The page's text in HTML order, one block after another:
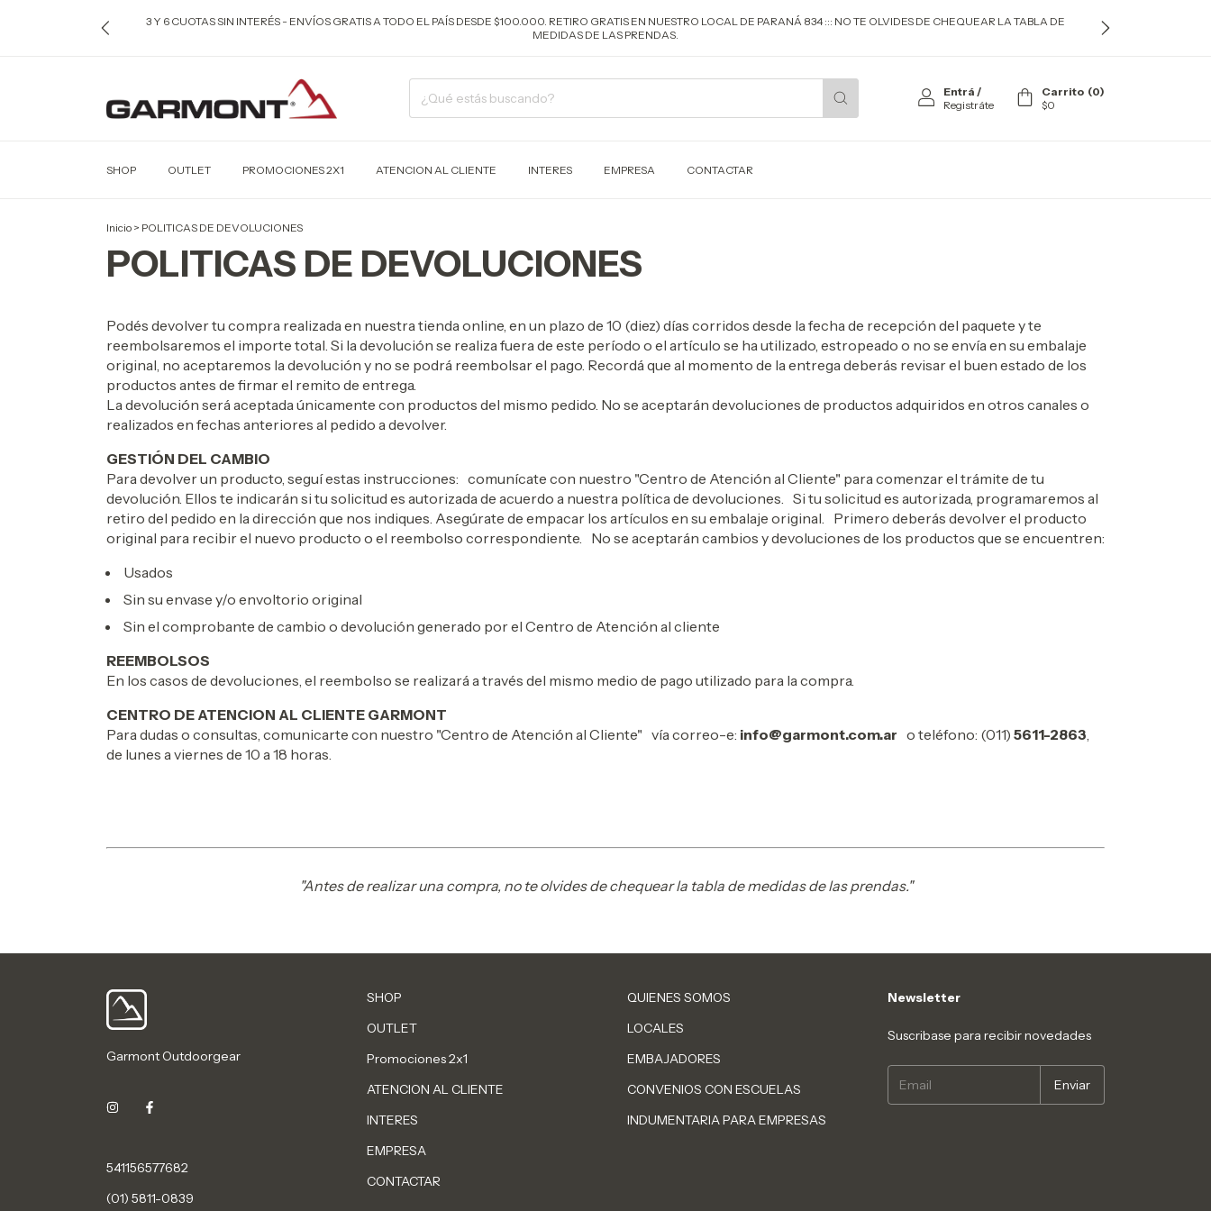
3 Y 6 CUOTAS SIN INTERÉS - ENVÍOS GRATIS A TODO EL PAÍS DESDE $100.000. RETIRO GRATIS EN NUESTRO LOCAL DE PARANÁ 834 ::: NO TE OLVIDES DE CHEQUEAR LA TABLA DE
MEDIDAS DE LAS PRENDAS.
Entrá /
Registráte
Carrito (0)
$0
SHOP OUTLET PROMOCIONES 2X1 ATENCION AL CLIENTE INTERES EMPRESA CONTACTAR
Inicio > POLITICAS DE DEVOLUCIONES
POLITICAS DE DEVOLUCIONES
Podés devolver tu compra realizada en nuestra tienda online, en un plazo de 10 (diez) días corridos desde la fecha de recepción del paquete y te
reembolsaremos el importe total. Si la devolución se realiza fuera de este período o el artículo se ha utilizado, estropeado o no se envía en su embalaje
original, no aceptaremos la devolución y no se podrá reembolsar el pago. Recordá que al momento de la entrega deberás revisar el buen estado de los
productos antes de firmar el remito de entrega.
La devolución será aceptada únicamente con productos del mismo pedido. No se aceptarán devoluciones de productos adquiridos en otros canales o
realizados en fechas anteriores al pedido a devolver.
GESTIÓN DEL CAMBIO
Para devolver un producto, seguí estas instrucciones: comunícate con nuestro "Centro de Atención al Cliente" para comenzar el trámite de tu
devolución. Ellos te indicarán si tu solicitud es autorizada de acuerdo a nuestra política de devoluciones. Si tu solicitud es autorizada, programaremos al
retiro del pedido en la dirección que nos indiques. Asegúrate de empacar los artículos en su embalaje original. Primero deberás devolver el producto
original para recibir el nuevo producto o el reembolso correspondiente. No se aceptarán cambios y devoluciones de los productos que se encuentren:
Usados
Sin su envase y/o envoltorio original
Sin el comprobante de cambio o devolución generado por el Centro de Atención al cliente
REEMBOLSOS
En los casos de devoluciones, el reembolso se realizará a través del mismo medio de pago utilizado para la compra.
CENTRO DE ATENCION AL CLIENTE GARMONT
Para dudas o consultas, comunicarte con nuestro "Centro de Atención al Cliente" vía correo-e: info@garmont.com.ar o teléfono: (011) 5611-2863
de lunes a viernes de 10 a 18 horas.
"Antes de realizar una compra, no te olvides de chequear la tabla de medidas de las prendas."
Garmont Outdoorgear
541156577682
(01) 5811-0839
SHOP
OUTLET
Promociones 2x1
ATENCION AL CLIENTE
INTERES
EMPRESA
CONTACTAR
QUIENES SOMOS
LOCALES
EMBAJADORES
CONVENIOS CON ESCUELAS
INDUMENTARIA PARA EMPRESAS
Newsletter
Suscribase para recibir novedades